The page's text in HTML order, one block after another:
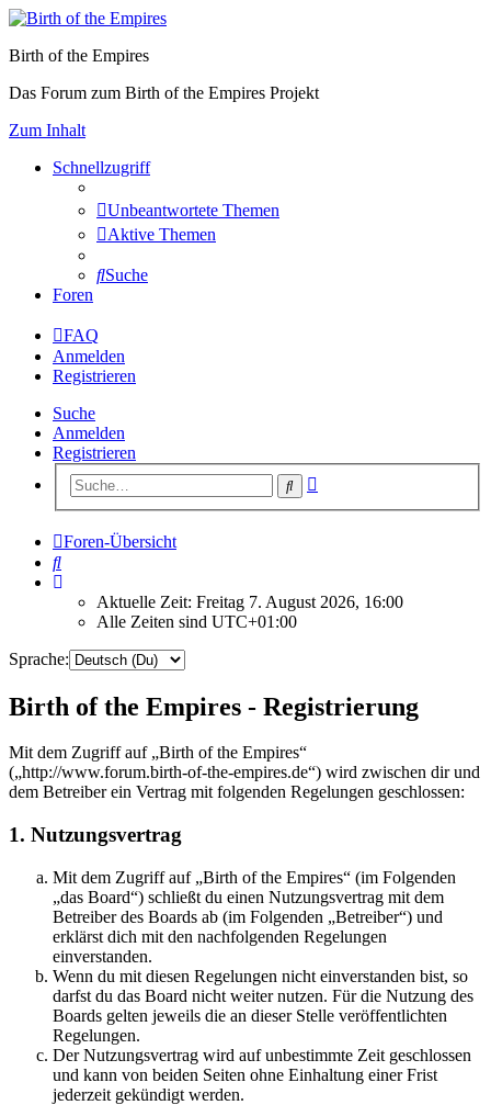
Birth of the Empires
Das Forum zum Birth of the Empires Projekt
Zum Inhalt
Schnellzugriff
Unbeantwortete Themen
Aktive Themen
Suche
Foren
FAQ
Anmelden
Registrieren
Suche
Anmelden
Registrieren
Suche
Foren-Übersicht
Suche
Aktuelle Zeit: Freitag 7. August 2026, 16:00
Alle Zeiten sind UTC+01:00
Sprache:
Birth of the Empires - Registrierung
Mit dem Zugriff auf „Birth of the Empires“
(„http://www.forum.birth-of-the-empires.de“) wird zwischen dir und
dem Betreiber ein Vertrag mit folgenden Regelungen geschlossen:
1. Nutzungsvertrag
Mit dem Zugriff auf „Birth of the Empires“ (im Folgenden
„das Board“) schließt du einen Nutzungsvertrag mit dem
Betreiber des Boards ab (im Folgenden „Betreiber“) und
erklärst dich mit den nachfolgenden Regelungen
einverstanden.
Wenn du mit diesen Regelungen nicht einverstanden bist, so
darfst du das Board nicht weiter nutzen. Für die Nutzung des
Boards gelten jeweils die an dieser Stelle veröffentlichten
Regelungen.
Der Nutzungsvertrag wird auf unbestimmte Zeit geschlossen
und kann von beiden Seiten ohne Einhaltung einer Frist
jederzeit gekündigt werden.